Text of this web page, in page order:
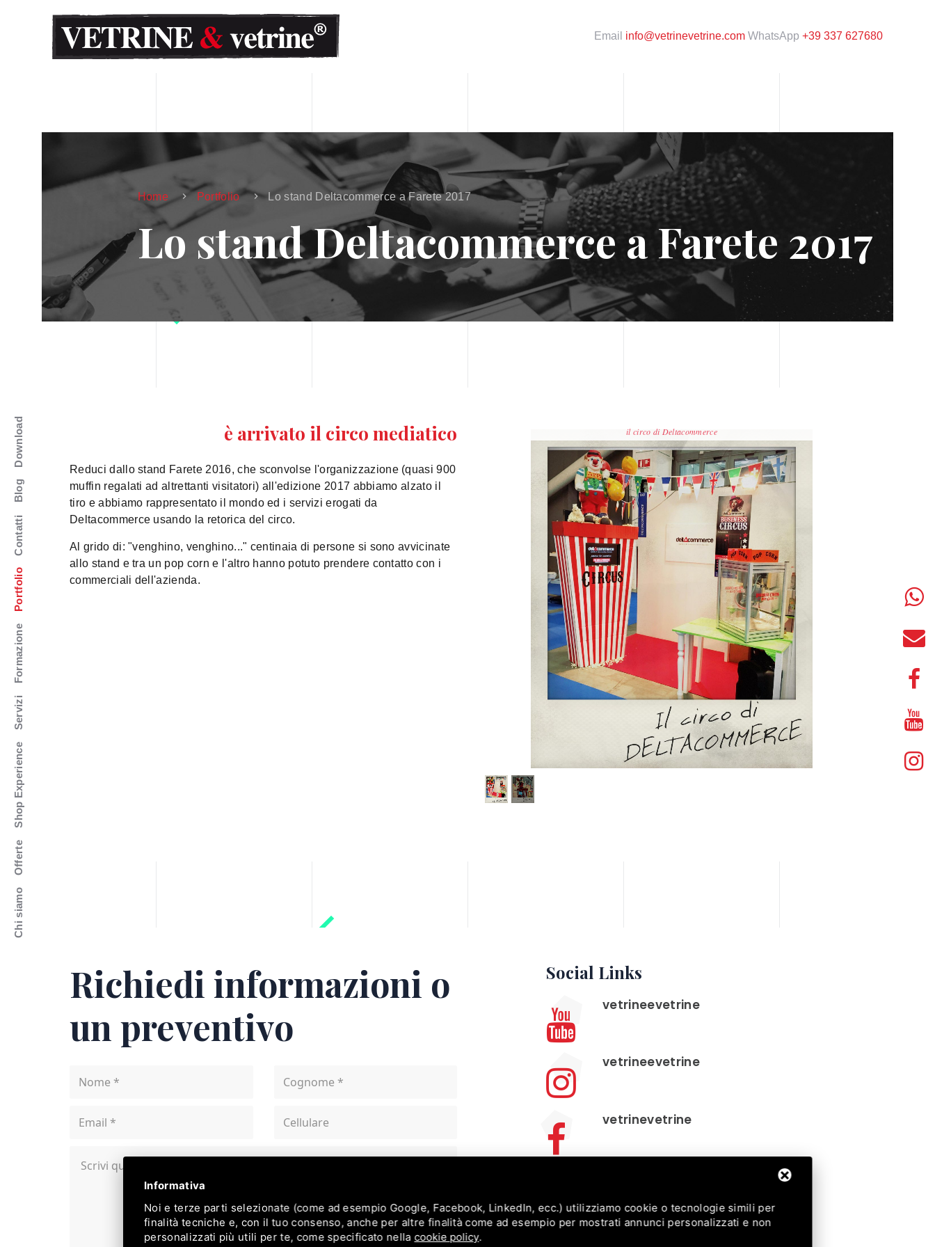
Email info@vetrinevetrine.com WhatsApp +39 337 627680
Chi siamo
Offerte
Shop Experience
Servizi
Formazione
Portfolio
Contatti
Blog
Download
Home Portfolio Lo stand Deltacommerce a Farete 2017
Lo stand Deltacommerce a Farete 2017
è arrivato il circo mediatico
Reduci dallo stand Farete 2016, che sconvolse l'organizzazione (quasi 900
muffin regalati ad altrettanti visitatori) all'edizione 2017 abbiamo alzato il
tiro e abbiamo rappresentato il mondo ed i servizi erogati da
Deltacommerce usando la retorica del circo.
Al grido di: "venghino, venghino..." centinaia di persone si sono avvicinate
allo stand e tra un pop corn e l'altro hanno potuto prendere contatto con i
commerciali dell'azienda.
il circo di Deltacommerce
Richiedi informazioni o
un preventivo
Social Links
vetrineevetrine
vetrineevetrine
vetrinevetrine
+39 337 627680
Informativa
Noi e terze parti selezionate (come ad esempio Google, Facebook, LinkedIn, ecc.) utilizziamo cookie o tecnologie simili per
finalità tecniche e, con il tuo consenso, anche per altre finalità come ad esempio per mostrati annunci personalizzati e non
personalizzati più utili per te, come specificato nella cookie policy.